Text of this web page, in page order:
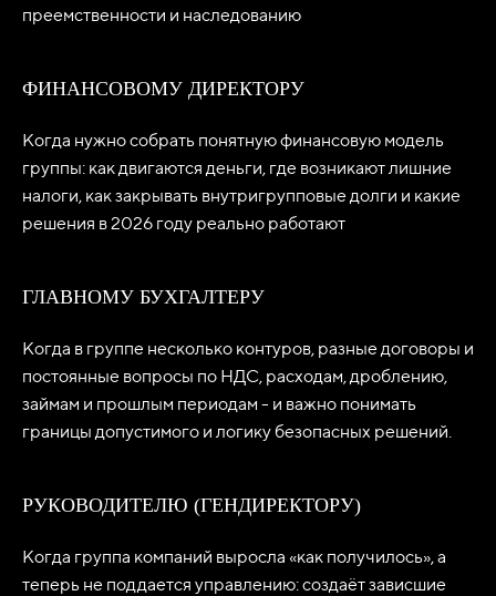
преемственности и наследованию
ФИНАНСОВОМУ ДИРЕКТОРУ
Когда нужно собрать понятную финансовую модель
группы: как двигаются деньги, где возникают лишние
налоги, как закрывать внутригрупповые долги и какие
решения в 2026 году реально работают
ГЛАВНОМУ БУХГАЛТЕРУ
Когда в группе несколько контуров, разные договоры и
постоянные вопросы по НДС, расходам, дроблению,
займам и прошлым периодам - и важно понимать
границы допустимого и логику безопасных решений.
РУКОВОДИТЕЛЮ (ГЕНДИРЕКТОРУ)
Когда группа компаний выросла «как получилось», а
теперь не поддается управлению: создаёт зависшие